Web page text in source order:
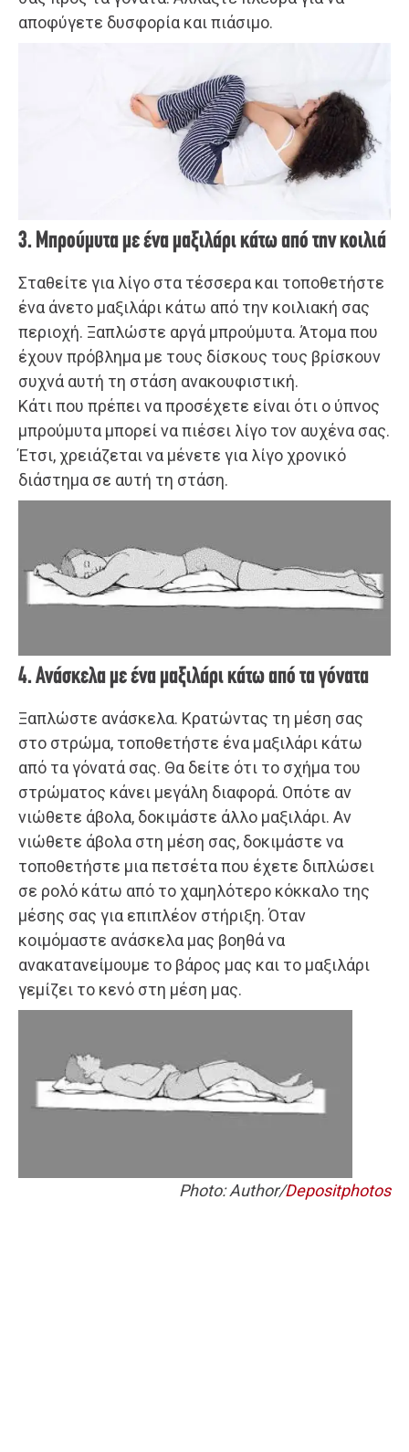
αποφύγετε δυσφορία και πιάσιμο.
3. Μπρούμυτα με ένα μαξιλάρι κάτω από την κοιλιά
Σταθείτε για λίγο στα τέσσερα και τοποθετήστε
ένα άνετο μαξιλάρι κάτω από την κοιλιακή σας
περιοχή. Ξαπλώστε αργά μπρούμυτα. Άτομα που
έχουν πρόβλημα με τους δίσκους τους βρίσκουν
συχνά αυτή τη στάση ανακουφιστική.
Κάτι που πρέπει να προσέχετε είναι ότι ο ύπνος
μπρούμυτα μπορεί να πιέσει λίγο τον αυχένα σας.
Έτσι, χρειάζεται να μένετε για λίγο χρονικό
διάστημα σε αυτή τη στάση.
4. Ανάσκελα με ένα μαξιλάρι κάτω από τα γόνατα
Ξαπλώστε ανάσκελα. Κρατώντας τη μέση σας
στο στρώμα, τοποθετήστε ένα μαξιλάρι κάτω
από τα γόνατά σας. Θα δείτε ότι το σχήμα του
στρώματος κάνει μεγάλη διαφορά. Οπότε αν
νιώθετε άβολα, δοκιμάστε άλλο μαξιλάρι. Αν
νιώθετε άβολα στη μέση σας, δοκιμάστε να
τοποθετήστε μια πετσέτα που έχετε διπλώσει
σε ρολό κάτω από το χαμηλότερο κόκκαλο της
μέσης σας για επιπλέον στήριξη. Όταν
κοιμόμαστε ανάσκελα μας βοηθά να
ανακατανείμουμε το βάρος μας και το μαξιλάρι
γεμίζει το κενό στη μέση μας.
Photo: Author/Depositphotos